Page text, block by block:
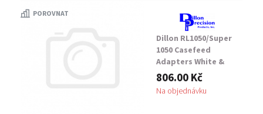
POROVNAT
Dillon RL1050/Super
1050 Casefeed
Adapters White &
Slotted
806.00 Kč
Na objednávku